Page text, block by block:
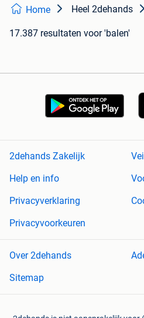
Home Heel 2dehands
17.387 resultaten voor 'balen'
2dehands Zakelijk
Help en info
Privacyverklaring
Privacyvoorkeuren
Over 2dehands
Sitemap